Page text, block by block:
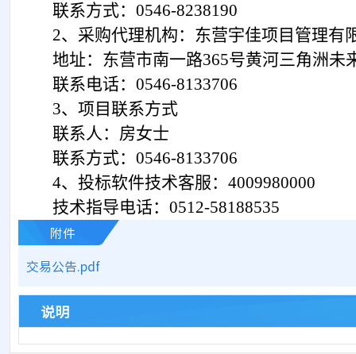
联系方式： 0546-8238190
2、采购代理机构：东营宇佳项目管理有
地址：东营市南一路365号黄河三角洲未
联系电话： 0546-8133706
3、项目联系方式
联系人： 房女士
联系方式： 0546-8133706
4、投标软件技术客服： 4009980000
技术指导电话： 0512-58188535
附件
交易公告.pdf
说明